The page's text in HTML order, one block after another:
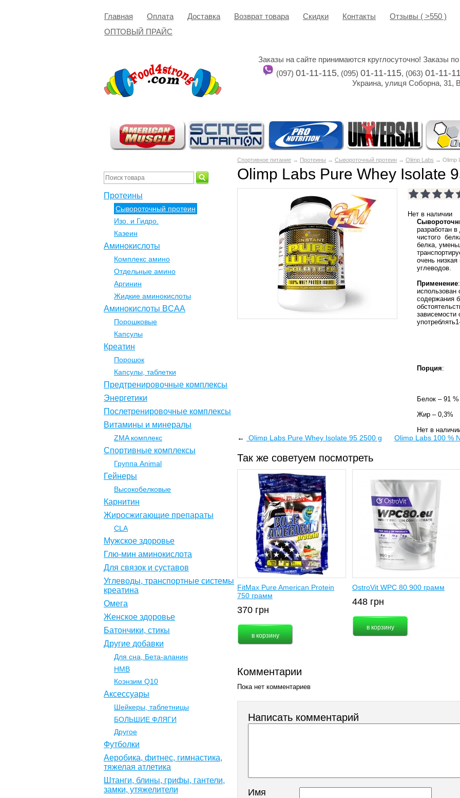
Главная Оплата Доставка Возврат товара Cкидки Контакты
Отзывы ( >550 )
ОПТОВЫЙ ПРАЙС
Заказы на сайте принимаются круглосуточно! Заказы
(097) 01-11-115, (095) 01-11-115, (063) 01-11-
Украина, улиця Соборна, 31,
Спортивное питание → Протеины → Сывороточный протеин → Olimp Labs → Olimp
Olimp Labs Pure Whey Isolate
Нет в наличии
разработан
чистого
белка,
очень
углеводов.
Применение
содержания
зависемости
Порция:
Белок – 91 %
Жир – 0,3%
Нет в
← Olimp Labs Pure Whey Isolate 95 2500 g Olimp Labs 100 %
Так же советуем посмотреть
FitMax Pure American Protein
750 грамм
370 грн
OstroVit WPC 80 900 грамм
448 грн
Комментарии
Пока нет комментариев
Написать комментарий
Имя
Протеины
Сывороточный протеин
Изо. и Гидро.
Казеин
Аминокислоты
Комплекс амино
Отдельные амино
Аргинин
Жидкие аминокислоты
Аминокислоты BCAA
Порошковые
Капсулы
Креатин
Порошок
Капсулы, таблетки
Предтренировочные комплексы
Энергетики
Послетренировочные комплексы
Витамины и минералы
ZMA комплекс
Спортивные комплексы
Группа Animal
Гейнеры
Высокобелковые
Карнитин
Жиросжигающие препараты
CLA
Мужское здоровье
Глю-мин аминокислота
Для связок и суставов
Углеводы, транспортные системы
креатина
Омега
Женское здоровье
Батончики, стикы
Другие добавки
Для сна, Бета-аланин
НМВ
Коэнзим Q10
Аксессуары
Шейкеры, таблетницы
БОЛЬШИЕ ФЛЯГИ
Другое
Футболки
Аеробика, фитнес, гимнастика,
тяжелая атлетика
Штанги, блины, грифы, гантели,
замки, утяжелители